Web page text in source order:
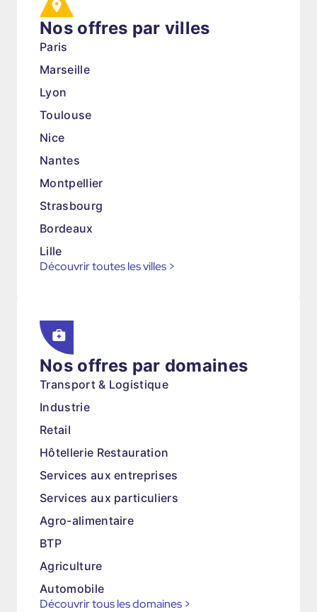
Nos offres par villes
Paris
Marseille
Lyon
Toulouse
Nice
Nantes
Montpellier
Strasbourg
Bordeaux
Lille
Découvrir toutes les villes >
Nos offres par domaines
Transport & Logistique
Industrie
Retail
Hôtellerie Restauration
Services aux entreprises
Services aux particuliers
Agro-alimentaire
BTP
Agriculture
Automobile
Découvrir tous les domaines >